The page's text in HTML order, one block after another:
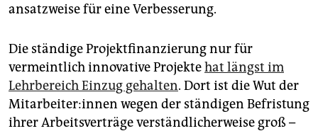
ansatzweise für eine Verbesserung.
Die ständige Projektfinanzierung nur für
vermeintlich innovative Projektehat längst im
Lehrbereich Einzug gehalten. Dort ist die Wut der
Mitarbeiter:innen wegen der ständigen Befristung
ihrer Arbeitsverträge verständlicherweise groß –